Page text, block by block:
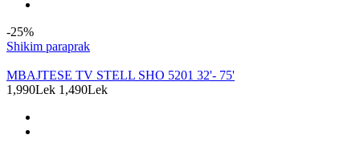
-25%
Shikim paraprak
MBAJTESE TV STELL SHO 5201 32'- 75'
1,990Lek 1,490Lek